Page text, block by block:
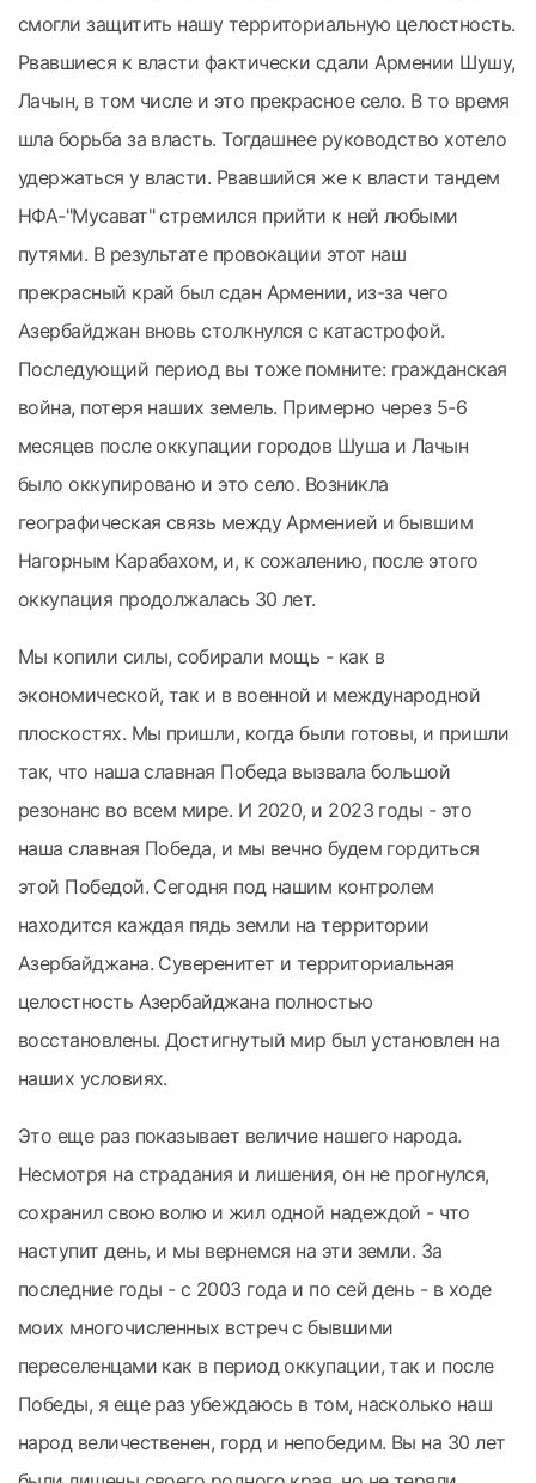
смогли защитить нашу территориальную целостность.
Рвавшиеся к власти фактически сдали Армении Шушу,
Лачын, в том числе и это прекрасное село. В то время
шла борьба за власть. Тогдашнее руководство хотело
удержаться у власти. Рвавшийся же к власти тандем
НФА-"Мусават" стремился прийти к ней любыми
путями. В результате провокации этот наш
прекрасный край был сдан Армении, из-за чего
Азербайджан вновь столкнулся с катастрофой.
Последующий период вы тоже помните: гражданская
война, потеря наших земель. Примерно через 5-6
месяцев после оккупации городов Шуша и Лачын
было оккупировано и это село. Возникла
географическая связь между Арменией и бывшим
Нагорным Карабахом, и, к сожалению, после этого
оккупация продолжалась 30 лет.
Мы копили силы, собирали мощь - как в
экономической, так и в военной и международной
плоскостях. Мы пришли, когда были готовы, и пришли
так, что наша славная Победа вызвала большой
резонанс во всем мире. И 2020, и 2023 годы - это
наша славная Победа, и мы вечно будем гордиться
этой Победой. Сегодня под нашим контролем
находится каждая пядь земли на территории
Азербайджана. Суверенитет и территориальная
целостность Азербайджана полностью
восстановлены. Достигнутый мир был установлен на
наших условиях.
Это еще раз показывает величие нашего народа.
Несмотря на страдания и лишения, он не прогнулся,
сохранил свою волю и жил одной надеждой - что
наступит день, и мы вернемся на эти земли. За
последние годы - с 2003 года и по сей день - в ходе
моих многочисленных встреч с бывшими
переселенцами как в период оккупации, так и после
Победы, я еще раз убеждаюсь в том, насколько наш
народ величественен, горд и непобедим. Вы на 30 лет